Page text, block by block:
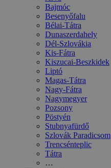
Bajmóc
Besenyőfalu
Bélai-Tátra
Dunaszerdahely
Dél-Szlovákia
Kis-Fátra
Kiszucai-Beszkidek
Liptó
Magas-Tátra
Nagy-Fátra
Nagymegyer
Pozsony
Pöstyén
Stubnyafürdő
Szlovák Paradicsom
Trencsénteplic
Tátra
…